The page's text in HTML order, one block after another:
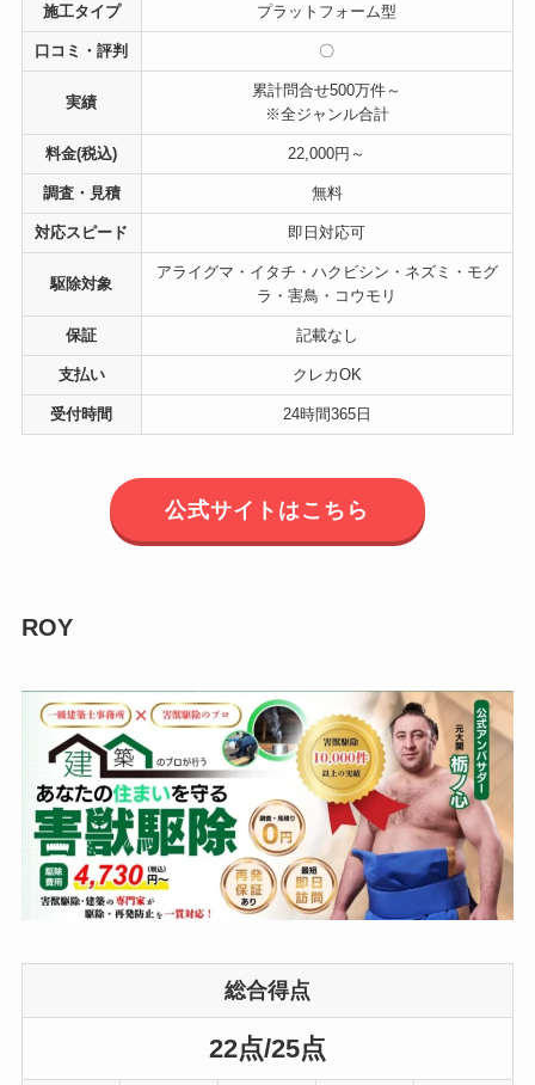
施工タイプ プラットフォーム型
口コミ・評判 〇
実績
累計問合せ500万件～
※全ジャンル合計
料金(税込) 22,000円～
調査・見積 無料
対応スピード 即日対応可
駆除対象
アライグマ・イタチ・ハクビシン・ネズミ・モグ
ラ・害鳥・コウモリ
保証 記載なし
支払い クレカOK
受付時間 24時間365日
公式サイトはこちら
ROY
総合得点
22点/25点